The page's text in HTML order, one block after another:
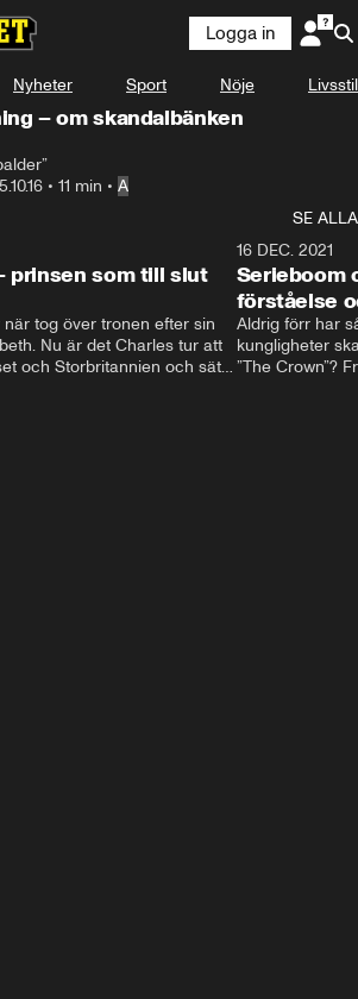
Logga in
Nyheter Sport Nöje Livsstil
– om skandalbänken
• 11 min • A
SE ALLA
prinsen som till slut
tog över tronen efter sin
Nu är det Charles tur att
och Storbritannien och sätta
16 DEC. 2021
Serieboom
förståelse
Aldrig förr har
kungligheter
”The Crown”?